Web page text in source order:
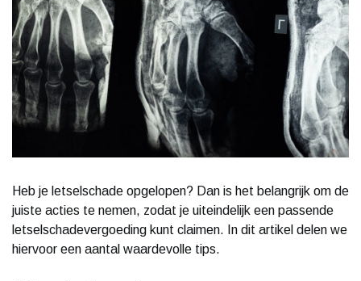
Heb je letselschade opgelopen? Dan is het belangrijk om de
juiste acties te nemen, zodat je uiteindelijk een passende
letselschadevergoeding kunt claimen. In dit artikel delen we
hiervoor een aantal waardevolle tips.